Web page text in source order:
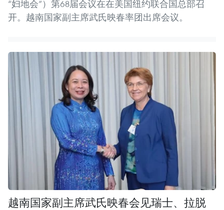
“妇地会”）第68届会议在在美国纽约联合国总部召
开。越南国家副主席武氏映春率团出席会议。
越南国家副主席武氏映春会见瑞士、拉脱